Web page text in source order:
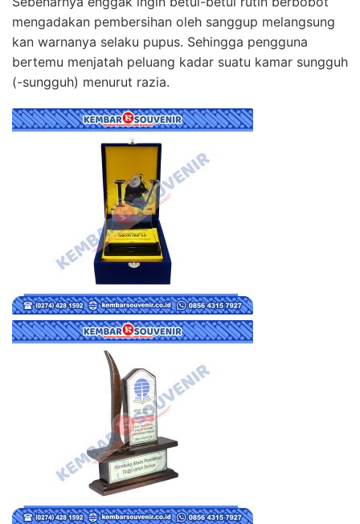
mengadakan pembersihan oleh sanggup melangsung
kan warnanya selaku pupus. Sehingga pengguna
bertemu menjatah peluang kadar suatu kamar sungguh
(-sungguh) menurut razia.